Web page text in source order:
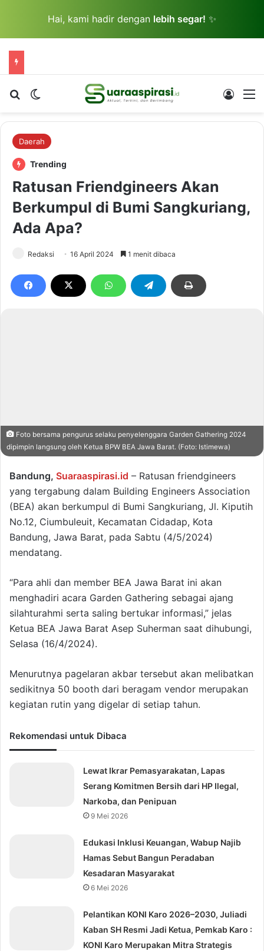
Hai, kami hadir dengan lebih segar! ✨
Cari berita...Switch skin Log In
Daerah
Trending
Ratusan Friendgineers Akan
Berkumpul di Bumi Sangkuriang,
Ada Apa?
Redaksi 16 April 2024 1 menit dibaca
Foto bersama pengurus selaku penyelenggara Garden Gathering 2024
dipimpin langsung oleh Ketua BPW BEA Jawa Barat. (Foto: Istimewa)
Bandung, Suaraaspirasi.id – Ratusan friendgineers
yang tergabung dalam Building Engineers Association
(BEA) akan berkumpul di Bumi Sangkuriang, Jl. Kiputih
No.12, Ciumbuleuit, Kecamatan Cidadap, Kota
Bandung, Jawa Barat, pada Sabtu (4/5/2024)
mendatang.
“Para ahli dan member BEA Jawa Barat ini akan
menghadiri acara Garden Gathering sebagai ajang
silahturahmi serta saling bertukar informasi,” jelas
Ketua BEA Jawa Barat Asep Suherman saat dihubungi,
Selasa (16/4/2024).
Menurutnya pagelaran akbar tersebut akan melibatkan
sedikitnya 50 booth dari beragam vendor merupakan
kegiatan rutin yang digelar di setiap tahun.
Rekomendasi untuk Dibaca
Lewat Ikrar Pemasyarakatan, Lapas
Serang Komitmen Bersih dari HP Ilegal,
Narkoba, dan Penipuan
9 Mei 2026
Edukasi Inklusi Keuangan, Wabup Najib
Hamas Sebut Bangun Peradaban
Kesadaran Masyarakat
6 Mei 2026
Pelantikan KONI Karo 2026–2030, Juliadi
Kaban SH Resmi Jadi Ketua, Pemkab Karo :
KONI Karo Merupakan Mitra Strategis